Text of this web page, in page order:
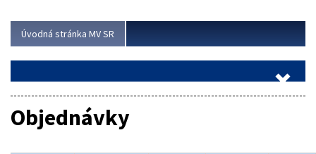
Úvodná stránka MV SR
Objednávky